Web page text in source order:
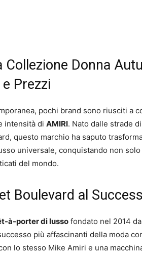
Collezione Donna
Prezzi
pochi brand sono riusciti a
intensità di AMIRI. Nato dalle strade
questo marchio ha saputo
universale, conquistando non
del mondo.
Boulevard al
à-porter di lusso fondato nel 2014
più affascinanti della moda
lo stesso Mike Amiri e una